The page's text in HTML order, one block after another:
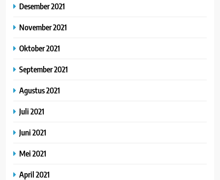
Desember 2021
November 2021
Oktober 2021
September 2021
Agustus 2021
Juli 2021
Juni 2021
Mei 2021
April 2021